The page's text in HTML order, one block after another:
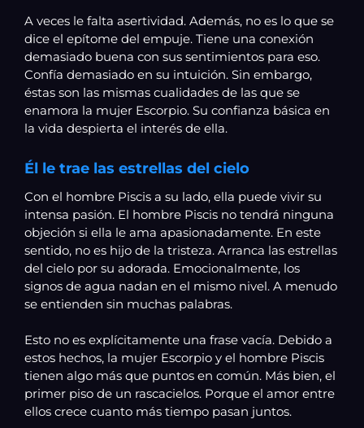
A veces le falta asertividad. Además, no es lo que se
dice el epítome del empuje. Tiene una conexión
demasiado buena con sus sentimientos para eso.
Confía demasiado en su intuición. Sin embargo,
éstas son las mismas cualidades de las que se
enamora la mujer Escorpio. Su confianza básica en
la vida despierta el interés de ella.
Él le trae las estrellas del cielo
Con el hombre Piscis a su lado, ella puede vivir su
intensa pasión. El hombre Piscis no tendrá ninguna
objeción si ella le ama apasionadamente. En este
sentido, no es hijo de la tristeza. Arranca las estrellas
del cielo por su adorada. Emocionalmente, los
signos de agua nadan en el mismo nivel. A menudo
se entienden sin muchas palabras.
Esto no es explícitamente una frase vacía. Debido a
estos hechos, la mujer Escorpio y el hombre Piscis
tienen algo más que puntos en común. Más bien, el
primer piso de un rascacielos. Porque el amor entre
ellos crece cuanto más tiempo pasan juntos.